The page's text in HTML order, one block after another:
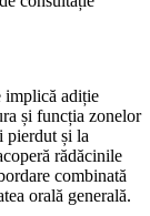
implică adiție
și funcția zonelor
pierdut și la
rădăcinile
combinată
orală generală.